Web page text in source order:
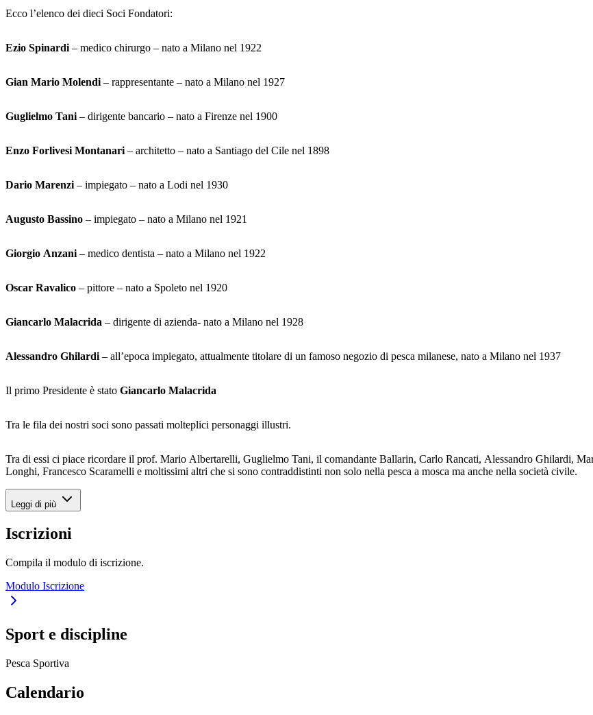
Ecco l’elenco dei dieci Soci Fondatori:
Ezio Spinardi – medico chirurgo – nato a Milano nel 1922
Gian Mario Molendi – rappresentante – nato a Milano nel 1927
Guglielmo Tani – dirigente bancario – nato a Firenze nel 1900
Enzo Forlivesi Montanari – architetto – nato a Santiago del Cile nel 1898
Dario Marenzi – impiegato – nato a Lodi nel 1930
Augusto Bassino – impiegato – nato a Milano nel 1921
Giorgio Anzani – medico dentista – nato a Milano nel 1922
Oscar Ravalico – pittore – nato a Spoleto nel 1920
Giancarlo Malacrida – dirigente di azienda- nato a Milano nel 1928
Alessandro Ghilardi – all’epoca impiegato, attualmente titolare di un famoso negozio di pesca milanese, nato a Milano nel 1937
Il primo Presidente è stato Giancarlo Malacrida
Tra le fila dei nostri soci sono passati molteplici personaggi illustri.
Tra di essi ci piace ricordare il prof. Mario Albertarelli, Guglielmo Tani, il comandante Ballarin, Carlo Rancati, Alessandro Ghilardi,
Longhi, Francesco Scaramelli e moltissimi altri che si sono contraddistinti non solo nella pesca a mosca ma anche nella società civile.
Leggi di più
Iscrizioni
Compila il modulo di iscrizione.
Modulo Iscrizione
Sport e discipline
Pesca Sportiva
Calendario